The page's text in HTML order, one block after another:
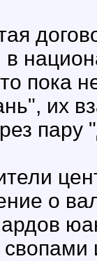
в
пока
их
о